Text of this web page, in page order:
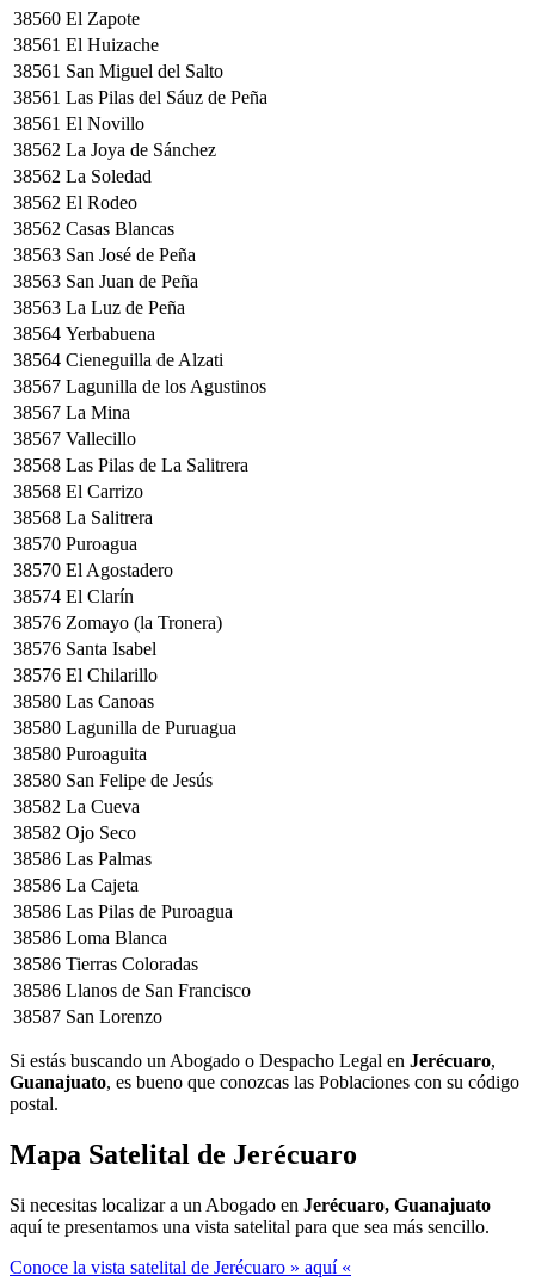
38560 El Zapote
38561 El Huizache
38561 San Miguel del Salto
38561 Las Pilas del Sáuz de Peña
38561 El Novillo
38562 La Joya de Sánchez
38562 La Soledad
38562 El Rodeo
38562 Casas Blancas
38563 San José de Peña
38563 San Juan de Peña
38563 La Luz de Peña
38564 Yerbabuena
38564 Cieneguilla de Alzati
38567 Lagunilla de los Agustinos
38567 La Mina
38567 Vallecillo
38568 Las Pilas de La Salitrera
38568 El Carrizo
38568 La Salitrera
38570 Puroagua
38570 El Agostadero
38574 El Clarín
38576 Zomayo (la Tronera)
38576 Santa Isabel
38576 El Chilarillo
38580 Las Canoas
38580 Lagunilla de Puruagua
38580 Puroaguita
38580 San Felipe de Jesús
38582 La Cueva
38582 Ojo Seco
38586 Las Palmas
38586 La Cajeta
38586 Las Pilas de Puroagua
38586 Loma Blanca
38586 Tierras Coloradas
38586 Llanos de San Francisco
38587 San Lorenzo
Si estás buscando un Abogado o Despacho Legal en Jerécuaro,
Guanajuato, es bueno que conozcas las Poblaciones con su código
postal.
Mapa Satelital de Jerécuaro
Si necesitas localizar a un Abogado en Jerécuaro, Guanajuato
aquí te presentamos una vista satelital para que sea más sencillo.
Conoce la vista satelital de Jerécuaro » aquí «